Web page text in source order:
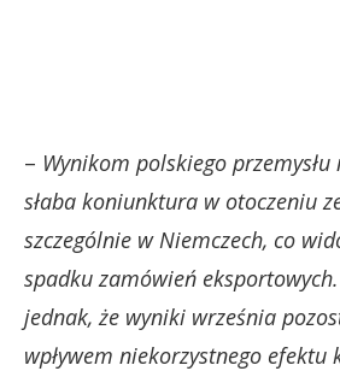
– Wynikom polskiego
słaba koniunktura w otoczeniu
szczególnie w Niemczech, co
spadku zamówień eksportowych.
jednak, że wyniki września
wpływem niekorzystnego efektu